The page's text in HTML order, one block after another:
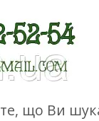
що Ви